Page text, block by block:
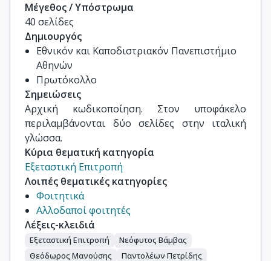
Μέγεθος / Υπόστρωμα
40 σελίδες
Δημιουργός
Εθνικόν και Καποδιστριακόν Πανεπιστήμιο
Αθηνών
Πρωτόκολλο
Σημειώσεις
Αρχική κωδικοποίηση. Στον υποφάκελο
περιλαμβάνονται δύο σελίδες στην ιταλική
γλώσσα.
Κύρια θεματική κατηγορία
Εξεταστική Επιτροπή
Λοιπές θεματικές κατηγορίες
Φοιτητικά
Αλλοδαποί φοιτητές
Λέξεις-κλειδιά
Εξεταστική Επιτροπή
Νεόφυτος Βάμβας
Θεόδωρος Μανούσης
Παντολέων Πετρίδης